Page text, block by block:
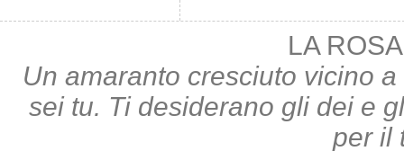
LA
Un amaranto cresciuto vicino
sei tu. Ti desiderano gli dei e
per il